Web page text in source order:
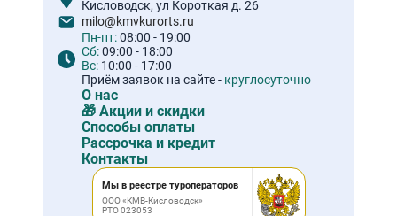
Кисловодск, ул Короткая д. 26
milo@kmvkurorts.ru
Пн-пт:08:00 - 19:00
Сб:09:00 - 18:00
Вс: 10:00 - 17:00
Приём заявок на сайте - круглосуточно
О нас
🎁 Акции и скидки
Способы оплаты
Рассрочка и кредит
Контакты
Мы в реестре туроператоров
ООО «КМВ-Кисловодск»
РТО 023053